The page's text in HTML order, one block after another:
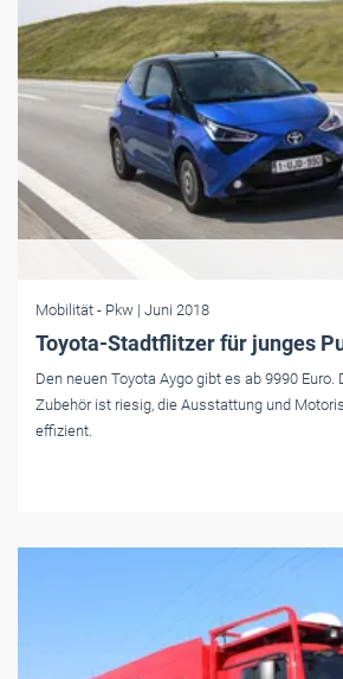
Mobilität - Pkw | Juni 2018
Toyota-Stadtflitzer für junges
Den neuen Toyota Aygo gibt es ab 9990 Euro.
Zubehör ist riesig, die Ausstattung und
effizient.